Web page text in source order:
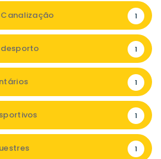
1
1
1
1
1